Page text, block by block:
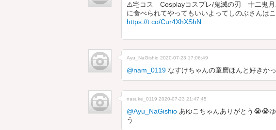
⚠️宅コス Cosplayコスプレ/鬼滅の刃 十二鬼月
に食べられてやってもいいよってしのぶさんは
https://t.co/Cur4XhXShN
Ayu_NaGishio 2020-07-23 17:06:49
@nam_0119 なすけちゃんの童磨ほんと好きか
nasuke_0119 2020-07-23 21:47:45
@Ayu_NaGishio あゆこちゃんありがとう😭😭
う